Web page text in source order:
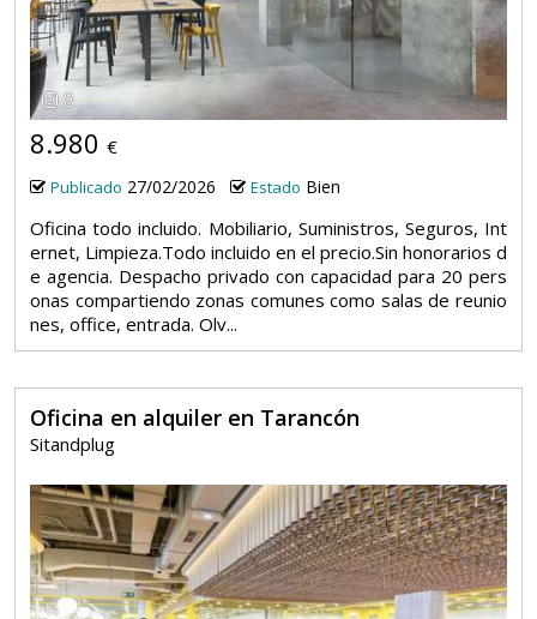
8
8.980 €
Publicado 27/02/2026 Estado Bien
Oficina todo incluido. Mobiliario, Suministros, Seguros, Int
ernet, Limpieza.Todo incluido en el precio.Sin honorarios d
e agencia. Despacho privado con capacidad para 20 pers
onas compartiendo zonas comunes como salas de reunio
nes, office, entrada. Olv...
Oficina en alquiler en Tarancón
Sitandplug